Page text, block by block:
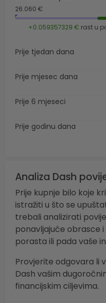
26.060 €
+0.059357329 € rast u
Prije tjedan dana
Prije mjesec dana
Prije 6 mjeseci
Prije godinu dana
Analiza Dash
Prije kupnje bilo koje
istražiti u što se
trebali analizirati
ponavljajuće obrasce
porasta ili pada vaše
Provjerite odgovara li
Dash vašim
financijskim ciljevima.